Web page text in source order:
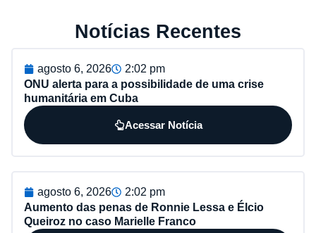
Notícias Recentes
agosto 6, 2026
2:02 pm
ONU alerta para a possibilidade de uma crise
humanitária em Cuba
Acessar Notícia
agosto 6, 2026
2:02 pm
Aumento das penas de Ronnie Lessa e Élcio
Queiroz no caso Marielle Franco